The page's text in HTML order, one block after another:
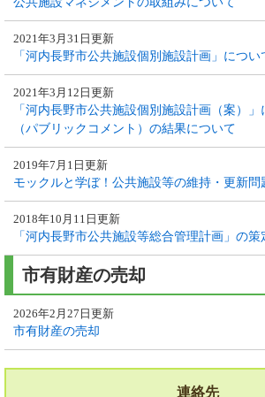
「河内長野市公共施設個別施設計画」につい
2021年3月31日更新
「河内長野市公共施設個別施設計画（案）
（パブリックコメント）の結果について
2021年3月12日更新
モックルと学ぼ！公共施設等の維持・更新問
2019年7月1日更新
「河内長野市公共施設等総合管理計画」の策
2018年10月11日更新
市有財産の売却
市有財産の売却
2026年2月27日更新
連絡先